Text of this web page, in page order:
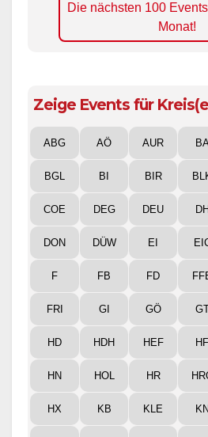
Die nächsten 100
Monat!
Zeige Events für
ABG AÖ AUR
BGL BI BIR
COE DEG DEU DH
DON DÜW EI
F FB FD
FRI GI GÖ
HD HDH HEF HF
HN HOL HR
HX KB KLE KN